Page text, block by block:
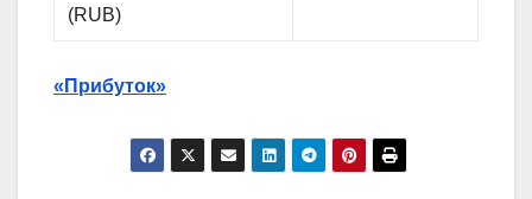
(RUB)
«Прибуток»